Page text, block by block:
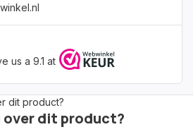
us a 9.1 at
over dit product?